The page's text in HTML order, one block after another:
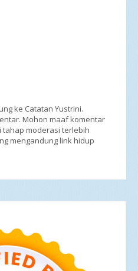
ke Catatan Yustrini.
Mohon maaf komentar
tahap moderasi terlebih
mengandung link hidup